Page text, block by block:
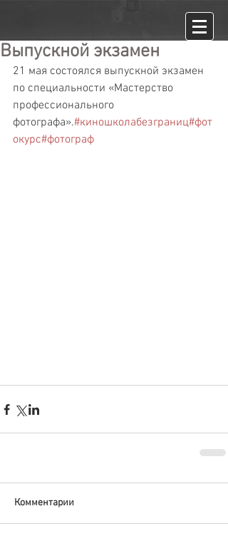
Выпускной экзамен
21 мая состоялся выпускной экзамен
по специальности «Мастерство
профессионального
фотографа».#киношколабезграниц#фот
окурс#фотограф
Комментарии